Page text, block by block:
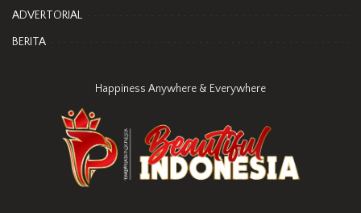
ADVERTORIAL
BERITA
Happiness Anywhere & Everywhere